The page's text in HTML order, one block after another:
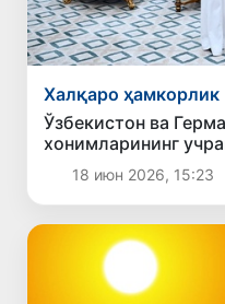
Халқаро ҳамкорлик
Ўзбекистон ва
хонимларининг
18 июн 2026, 15:23